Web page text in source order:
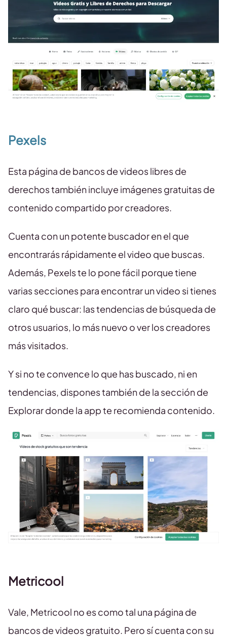
Pexels
Esta página de bancos de videos libres de
derechos también incluye imágenes gratuitas de
contenido compartido por creadores.
Cuenta con un potente buscador en el que
encontrarás rápidamente el video que buscas.
Además, Pexels te lo pone fácil porque tiene
varias secciones para encontrar un video si tienes
claro qué buscar: las tendencias de búsqueda de
otros usuarios, lo más nuevo o ver los creadores
más visitados.
Y si no te convence lo que has buscado, ni en
tendencias, dispones también de la sección de
Explorar donde la app te recomienda contenido.
Metricool
Vale, Metricool no es como tal una página de
bancos de videos gratuito. Pero sí cuenta con su